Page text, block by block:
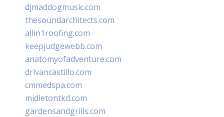
djmaddogmusic.com
thesoundarchitects.com
allin1roofing.com
keepjudgewebb.com
anatomyofadventure.com
drivancastillo.com
cmmedspa.com
midletontkd.com
gardensandgrills.com